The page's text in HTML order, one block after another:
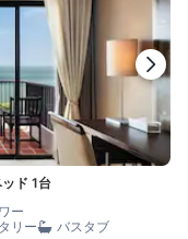
ド 1台
ー
リー
バスタブ